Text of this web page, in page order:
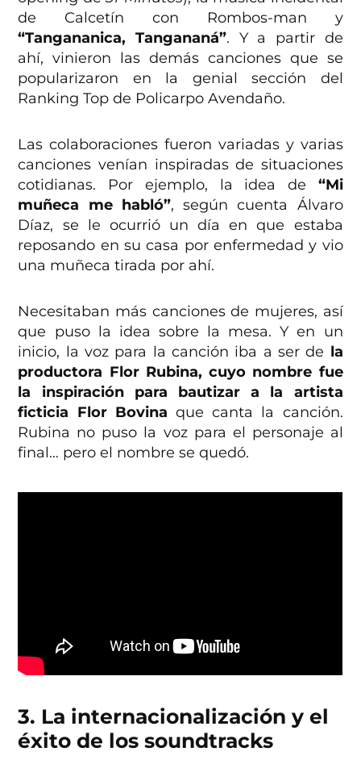
de Calcetín con Rombos-man y
“Tangananica, Tangananá”. Y a partir de
ahí, vinieron las demás canciones que se
popularizaron en la genial sección del
Ranking Top de Policarpo Avendaño.
Las colaboraciones fueron variadas y varias
canciones venían inspiradas de situaciones
cotidianas. Por ejemplo, la idea de “Mi
muñeca me habló”, según cuenta Álvaro
Díaz, se le ocurrió un día en que estaba
reposando en su casa por enfermedad y vio
una muñeca tirada por ahí.
Necesitaban más canciones de mujeres, así
que puso la idea sobre la mesa. Y en un
inicio, la voz para la canción iba a ser de la
productora Flor Rubina, cuyo nombre fue
la inspiración para bautizar a la artista
ficticia Flor Bovina que canta la canción.
Rubina no puso la voz para el personaje al
final… pero el nombre se quedó.
3. La internacionalización y el
éxito de los soundtracks